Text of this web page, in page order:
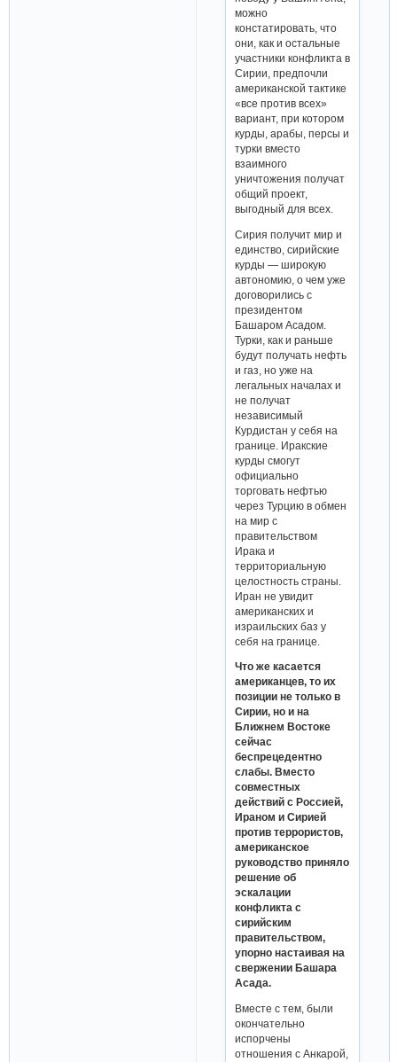
можно
констатировать, что
они, как и остальные
участники конфликта в
Сирии, предпочли
американской тактике
«все против всех»
вариант, при котором
курды, арабы, персы и
турки вместо
взаимного
уничтожения получат
общий проект,
выгодный для всех.
Сирия получит мир и
единство, сирийские
курды — широкую
автономию, о чем уже
договорились с
президентом
Башаром Асадом.
Турки, как и раньше
будут получать нефть
и газ, но уже на
легальных началах и
не получат
независимый
Курдистан у себя на
границе. Иракские
курды смогут
официально
торговать нефтью
через Турцию в обмен
на мир с
правительством
Ирака и
территориальную
целостность страны.
Иран не увидит
американских и
израильских баз у
себя на границе.
Что же касается
американцев, то их
позиции не только в
Сирии, но и на
Ближнем Востоке
сейчас
беспрецедентно
слабы. Вместо
совместных
действий с Россией,
Ираном и Сирией
против террористов,
американское
руководство приняло
решение об
эскалации
конфликта с
сирийским
правительством,
упорно настаивая на
свержении Башара
Асада.
Вместе с тем, были
окончательно
испорчены
отношения с Анкарой,